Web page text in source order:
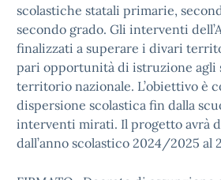
scolastiche statali primarie,
secondo grado. Gli interventi
finalizzati a superare i divari
pari opportunità di istruzione
territorio nazionale. L’obiettivo è
dispersione scolastica fin dalla
interventi mirati. Il progetto avrà
dall’anno scolastico 2024/2025 al